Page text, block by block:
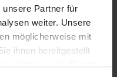
unsere Partner für
weiter. Unsere
möglicherweise mit
ihnen bereitgestellt
Nutzung der Dienste